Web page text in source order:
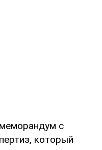
с
который